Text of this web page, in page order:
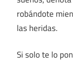
robándote
las heridas.
Si solo te lo